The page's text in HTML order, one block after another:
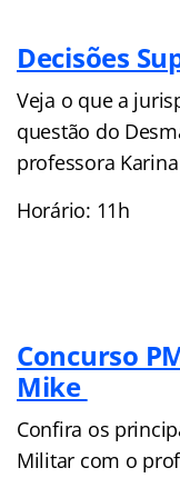
Decisões
Veja o que a
questão do
professora
Horário: 11h
Concurso
Mike
Confira os
Militar com o